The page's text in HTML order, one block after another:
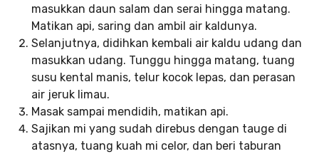
masukkan daun salam dan serai hingga matang.
Matikan api, saring dan ambil air kaldunya.
Selanjutnya, didihkan kembali air kaldu udang dan
masukkan udang. Tunggu hingga matang, tuang
susu kental manis, telur kocok lepas, dan perasan
air jeruk limau.
Masak sampai mendidih, matikan api.
Sajikan mi yang sudah direbus dengan tauge di
atasnya, tuang kuah mi celor, dan beri taburan